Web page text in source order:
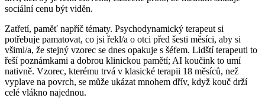
sociální cenu být viděn.
Zatřetí, paměť napříč tématy. Psychodynamický terapeut si
potřebuje pamatovat, co jsi řekl/a o otci před šesti měsíci, aby si
všiml/a, že stejný vzorec se dnes opakuje s šéfem. Lidští terapeuti to
řeší poznámkami a dobrou klinickou pamětí; AI koučink to umí
nativně. Vzorec, kterému trvá v klasické terapii 18 měsíců, než
vyplave na povrch, se může ukázat mnohem dřív, když kouč drží
celé vlákno najednou.